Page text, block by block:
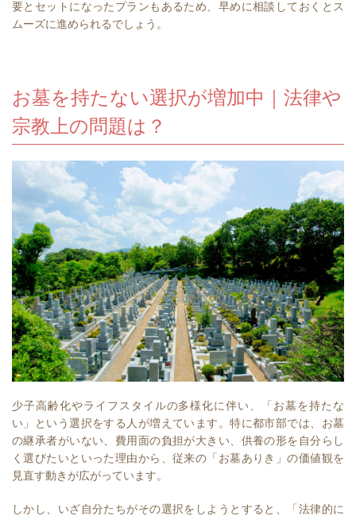
要とセットになったプランもあるため、早めに相談しておくとス
ムーズに進められるでしょう。
お墓を持たない選択が増加中｜法律や
宗教上の問題は？⁠
少子高齢化やライフスタイルの多様化に伴い、「お墓を持たな
い」という選択をする人が増えています。特に都市部では、お墓
の継承者がいない、費用面の負担が大きい、供養の形を自分らし
く選びたいといった理由から、従来の「お墓ありき」の価値観を
見直す動きが広がっています。
しかし、いざ自分たちがその選択をしようとすると、「法律的に